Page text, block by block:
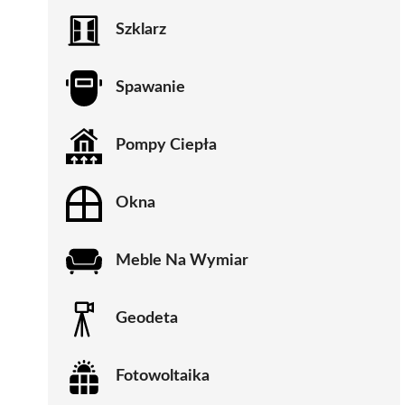
Szklarz
Spawanie
Pompy Ciepła
Okna
Meble Na Wymiar
Geodeta
Fotowoltaika